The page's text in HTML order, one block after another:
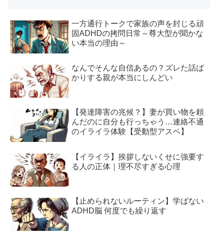
一方通行トークで家族の声を封じる頑
固ADHDの拷問日常～尊大型が聞かな
い本当の理由～
なんでそんな自信あるの？ズレた話ば
かりする親が本当にしんどい
【発達障害の兆候？】妻が買い物を頼
んだのに自分も行っちゃう…連絡不通
のイライラ体験【受動型アスペ】
【イライラ】挨拶しないくせに強要す
る人の正体｜理不尽すぎる心理
【止められないルーティン】学ばない
ADHD脳 何度でも繰り返す